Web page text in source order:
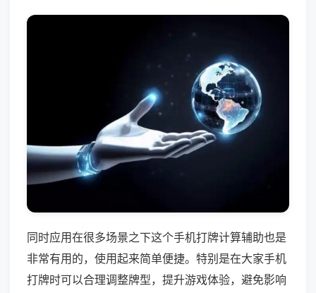
同时应用在很多场景之下这个手机打牌计算辅助也是
非常有用的，使用起来简单便捷。特别是在大家手机
打牌时可以合理调整牌型，提升游戏体验，避免影响